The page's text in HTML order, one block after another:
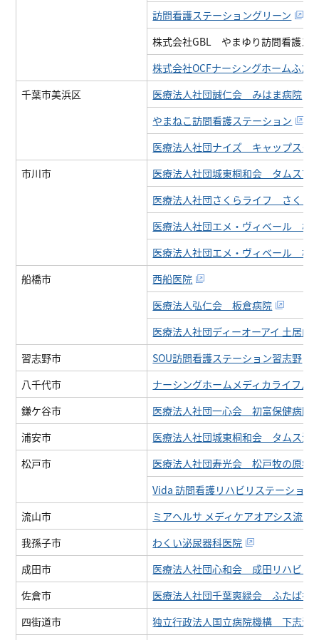
訪問看護ステーショングリーン
株式会社GBL やまゆり訪問看護ス
株式会社OCFナーシングホームふた
千葉市美浜区
医療法人社団誠仁会 みはま病院
やまねこ訪問看護ステーション
医療法人社団ナイズ キャップスク
市川市
医療法人社団城東桐和会 タムス市
医療法人社団さくらライフ さくら
医療法人社団エメ・ヴィベール 桜
医療法人社団エメ・ヴィベール 桜
船橋市
西船医院
医療法人弘仁会 板倉病院
医療法人社団ディーオーアイ 土居内
習志野市
SOU訪問看護ステーション習志野
八千代市
ナーシングホームメディカライフ八
鎌ケ谷市
医療法人社団一心会 初富保健病院
浦安市
医療法人社団城東桐和会 タムス浦
松戸市
医療法人社団寿光会 松戸牧の原病
Vida 訪問看護リハビリステーション
流山市
ミアヘルサ メディケアオアシス流山
我孫子市
わくい泌尿器科医院
成田市
医療法人社団心和会 成田リハビリ
佐倉市
医療法人社団千葉爽緑会 ふたば在
四街道市
独立行政法人国立病院機構 下志津